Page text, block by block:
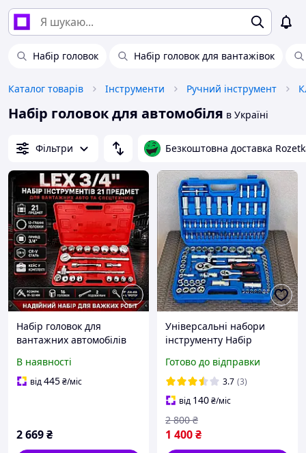
Набір головок Набір головок для вантажівок
Каталог товарів Інструменти Ручний інструмент
Набір головок для автомобіля в Україні
Фільтри Безкоштовна доставка
Набір головок для
вантажних автомобілів
LEX LXSS-2112PT
В наявності
від445₴/міс
2 669₴
Універсальні набори
інструменту Набір
Набір автоінструментів
універсальний 108
предметів
Готово до відправки
3.7 (3)
від 140₴/міс
1 400₴
2 800 ₴